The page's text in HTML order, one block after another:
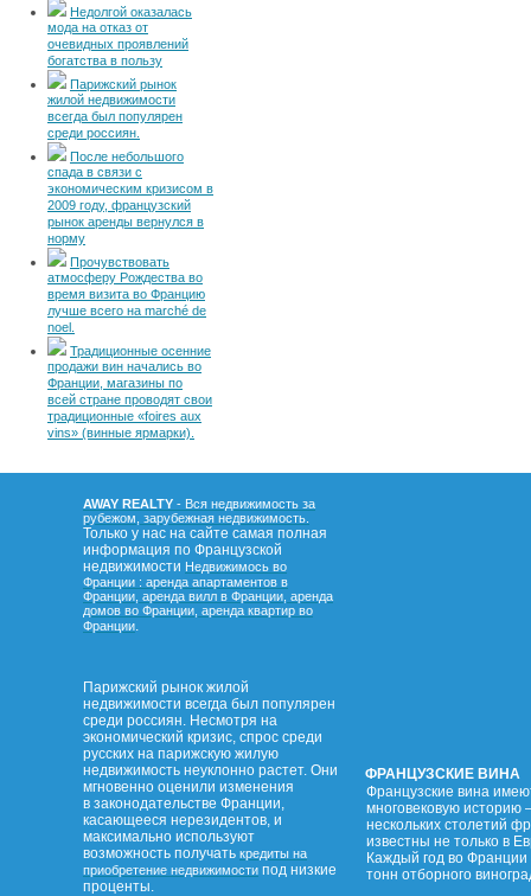
Недолгой оказалась
мода на отказ от
очевидных проявлений
богатства в пользу
Парижский рынок
жилой недвижимости
всегда был популярен
среди россиян.
После небольшого
спада в связи с
экономическим кризисом в
2009 году, французский
рынок аренды вернулся в
норму
Прочувствовать
атмосферу Рождества во
время визита во Францию
лучше всего на marché de
noel.
Традиционные осенние
продажи вин начались во
Франции, магазины по
всей стране проводят свои
традиционные «foires aux
vins» (винные ярмарки).
AWAY REALTY - Вся недвижимость за
рубежом, зарубежная недвижимость.
Только у нас на сайте самая полная
информация по Французской
недвижимости Недвижимось во
Франции : аренда апартаментов в
Франции, аренда вилл в Франции, аренда
домов во Франции, аренда квартир во
Франции.
Парижский рынок жилой
недвижимости всегда был популярен
среди россиян. Несмотря на
экономический кризис, спрос среди
русских на парижскую жилую
недвижимость неуклонно растет. Они
мгновенно оценили изменения
в законодательстве Франции,
касающееся нерезидентов, и
максимально используют
возможность получать кредиты на
приобретение недвижимости под низкие
проценты.
ФРАНЦУЗСКИЕ ВИНА
Французские вина
многовековую историю
нескольких столетий
известны не только в
Каждый год во
тонн отборного